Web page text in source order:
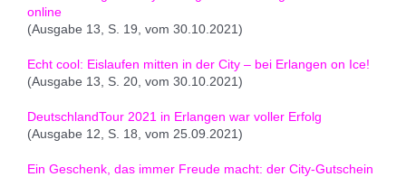
online
(Ausgabe 13, S. 19, vom 30.10.2021)
Echt cool: Eislaufen mitten in der City – bei Erlangen on Ice!
(Ausgabe 13, S. 20, vom 30.10.2021)
DeutschlandTour 2021 in Erlangen war voller Erfolg
(Ausgabe 12, S. 18, vom 25.09.2021)
Ein Geschenk, das immer Freude macht: der City-Gutschein